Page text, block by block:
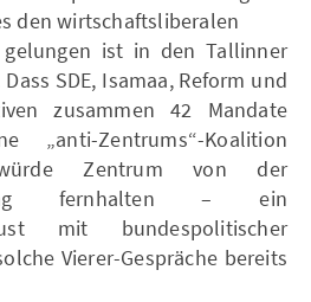
den wirtschaftsliberalen
gelungen ist in den Tallinner
SDE, Isamaa, Reform und
zusammen 42 Mandate
„anti-Zentrums“-Koalition
Zentrum von der
fernhalten – ein
mit bundespolitischer
Vierer-Gespräche bereits